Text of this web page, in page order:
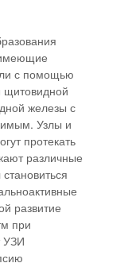
с помощью
щитовидной
железы с
Узлы и
протекать
различные
развитие
при
УЗИ